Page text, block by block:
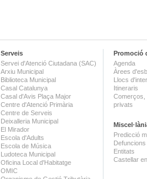
Serveis
Servei d'Atenció Ciutadana (SAC)
Arxiu Municipal
Biblioteca Municipal
Casal Catalunya
Casal d'Avis Plaça Major
Centre d'Atenció Primària
Centre de Serveis
Deixalleria Municipal
El Mirador
Escola d'Adults
Escola de Música
Ludoteca Municipal
Oficina Local d'Habitatge
OMIC
Promoció
Agenda
Àrees
Llocs
Itineraris
Comerços,
privats
Predicció
Defuncions
Entitats
Castellar